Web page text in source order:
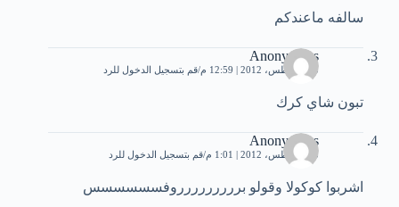
سالفه ماعندكم
Anonymous
23 أغسطس، 2012 | 12:59 م قم بتسجيل الدخول للرد
تبون شاي كرك
Anonymous
23 أغسطس، 2012 | 1:01 م قم بتسجيل الدخول للرد
اشربوا كوكولا وقولو بررررررررروفسسسسسس